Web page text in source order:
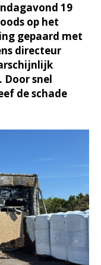
19
op het
gepaard met
directeur
snel
de schade